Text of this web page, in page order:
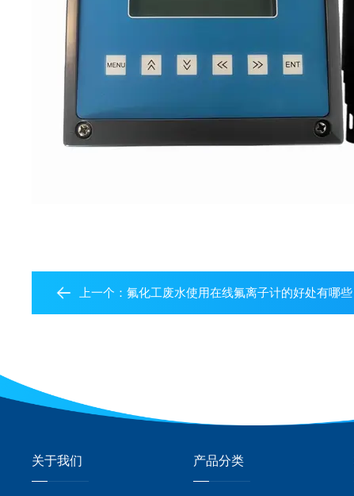
上一个：氟化工废水使用在线氟离子计的好处有哪些
关于我们 产品分类